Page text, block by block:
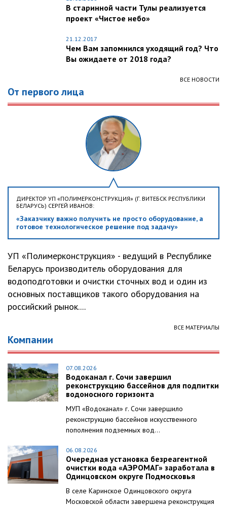
В старинной части Тулы реализуется
проект «Чистое небо»
21.12.2017
Чем Вам запомнился уходящий год? Что
Вы ожидаете от 2018 года?
ВСЕ НОВОСТИ
От первого лица
ДИРЕКТОР УП «ПОЛИМЕРКОНСТРУКЦИЯ» (Г. ВИТЕБСК РЕСПУБЛИКИ
БЕЛАРУСЬ) СЕРГЕЙ ИВАНОВ:
«Заказчику важно получить не просто оборудование, а
готовое технологическое решение под задачу»
УП «Полимерконструкция» - ведущий в Республике
Беларусь производитель оборудования для
водоподготовки и очистки сточных вод и один из
основных поставщиков такого оборудования на
российский рынок....
ВСЕ МАТЕРИАЛЫ
Компании
07.08.2026
Водоканал г. Сочи завершил
реконструкцию бассейнов для подпитки
водоносного горизонта
МУП «Водоканал» г. Сочи завершило
реконструкцию бассейнов искусственного
пополнения подземных вод...
06.08.2026
Очередная установка безреагентной
очистки вода «АЭРОМАГ» заработала в
Одинцовском округе Подмосковья
В селе Каринское Одинцовского округа
Московской области завершена реконструкция